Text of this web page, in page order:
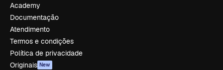
Academy
Documentação
Atendimento
Termos e condições
Política de privacidade
Originais New